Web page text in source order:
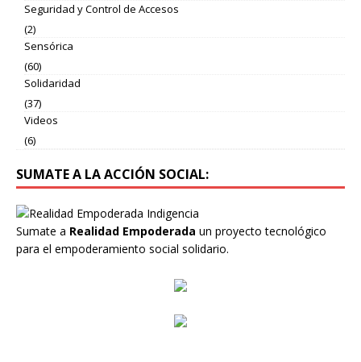
Seguridad y Control de Accesos
(2)
Sensórica
(60)
Solidaridad
(37)
Videos
(6)
SUMATE A LA ACCIÓN SOCIAL:
Sumate a Realidad Empoderada un proyecto tecnológico
para el empoderamiento social solidario.